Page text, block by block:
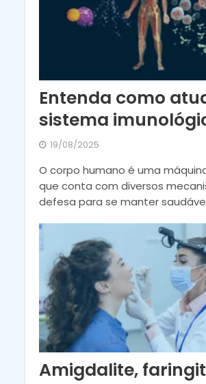
Entenda como
sistema
19/08/2025
O corpo humano é uma
que conta com diversos
defesa para se manter
Amigdalite,